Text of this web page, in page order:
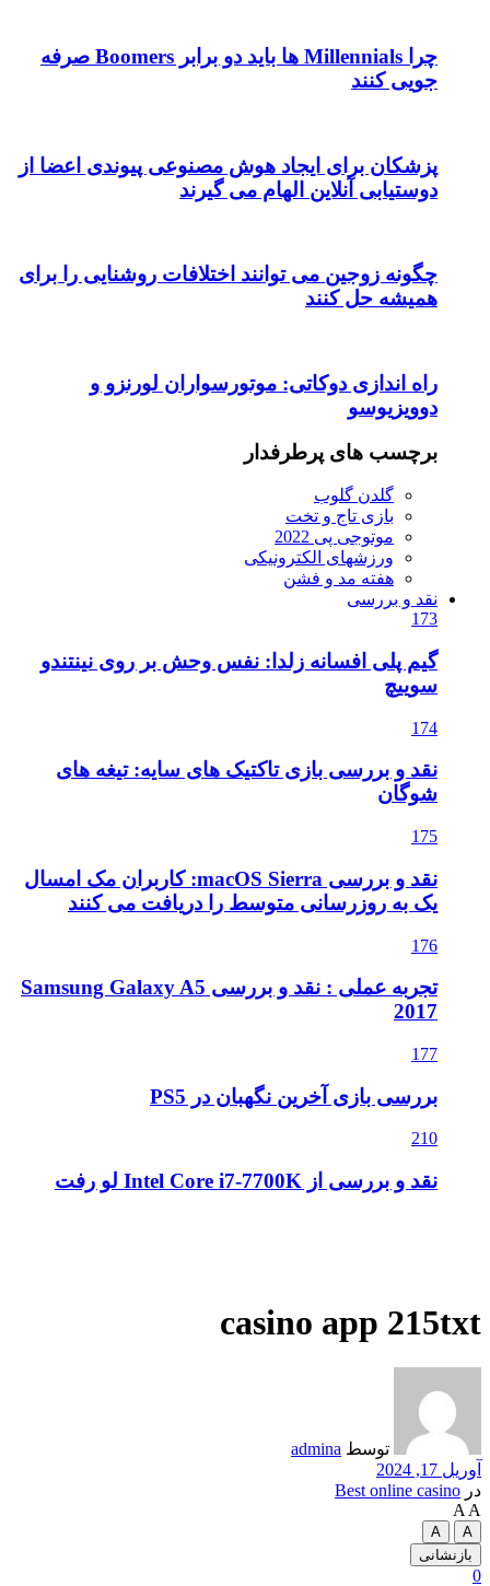
چرا Millennials ها باید دو برابر Boomers صرفه
جویی کنند
پزشکان برای ایجاد هوش مصنوعی پیوندی اعضا از
دوستیابی آنلاین الهام می گیرند
چگونه زوجین می توانند اختلافات روشنایی را برای
همیشه حل کنند
راه اندازی دوکاتی: موتورسواران لورنزو و
دوویزیوسو
برچسب های پرطرفدار
گلدن گلوب
بازی تاج و تخت
موتوجی پی 2022
ورزشهای الکترونیکی
هفته مد و فشن
نقد و بررسی
173
گیم پلی افسانه زلدا: نفس وحش بر روی نینتندو
سوییچ
174
نقد و بررسی بازی تاکتیک های سایه: تیغه های
شوگان
175
نقد و بررسی macOS Sierra: کاربران مک امسال
یک به روزرسانی متوسط را دریافت می کنند
176
تجربه عملی : نقد و بررسی Samsung Galaxy A5
2017
177
بررسی بازی آخرین نگهبان در PS5
210
نقد و بررسی از Intel Core i7-7700K لو رفت
casino app 215txt
توسط admina
آوریل 17, 2024
در Best online casino
A A
A
A
بازنشانی
0